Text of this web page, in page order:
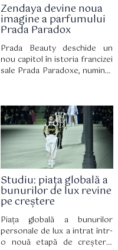
Zendaya devine noua
imagine a parfumului
Prada Paradox
Prada Beauty deschide un
nou capitol în istoria francizei
sale Prada Paradoxe, numind-
simplu parteneriat, această
colaborare celebrează o
personalitate multifațetată,
perfect aliniată cu lumea casei
de modă italiene, însoțind
totodată lansarea parfumului
Prada Paradoxe Sweet
Chemistry Eau de Parfum, o
nouă creație olfactivă cu o
semnătură fructată și florală.
Studiu: piața globală a
bunurilor de lux revine
pe creștere
Piața globală a bunurilor
personale de lux a intrat într-
o nouă etapă de creștere,